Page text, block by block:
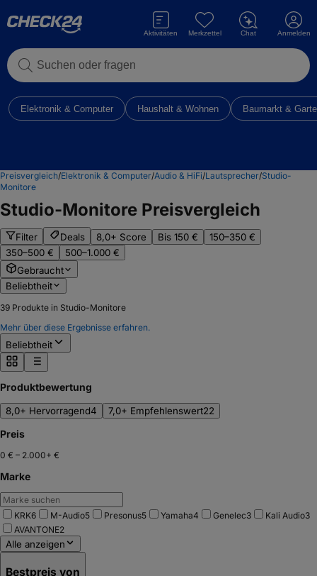
Suchen oder fragen
Aktivitäten Merkzettel Chat Anmelden
Elektronik & Computer Haushalt & Wohnen Baumarkt &
Preisvergleich/Elektronik & Computer/Audio & HiFi/Lautsprecher/Studio-
Monitore
Studio-Monitore Preisvergleich
Filter Deals 8,0+ Score Bis 150 €
150–350 €
350–500 €
500–1.000 €
Gebraucht
Beliebtheit
39 Produkte in Studio-Monitore
Mehr über diese Ergebnisse erfahren.
Beliebtheit
Produktbewertung
8,0+ Hervorragend4 7,0+ Empfehlenswert22
Preis
0 € – 2.000+ €
Marke
KRK6 M-Audio5 Presonus5 Yamaha4 Genelec3 Kali Audio3
AVANTONE2
Alle anzeigen
Bestpreis von